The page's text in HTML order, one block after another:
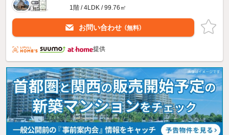
1階 / 4LDK / 99.76㎡
お問い合わせ （無料）
提供